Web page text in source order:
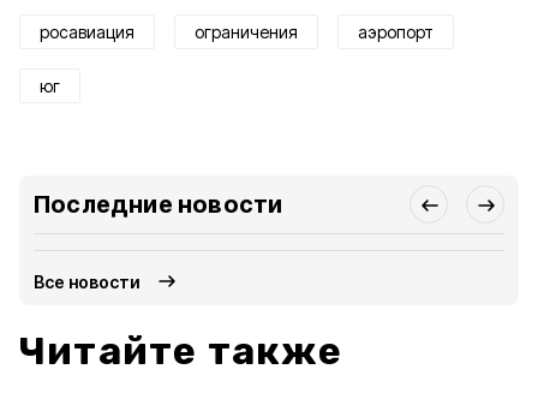
росавиация ограничения аэропорт
юг
Последние новости
Все новости
Читайте также